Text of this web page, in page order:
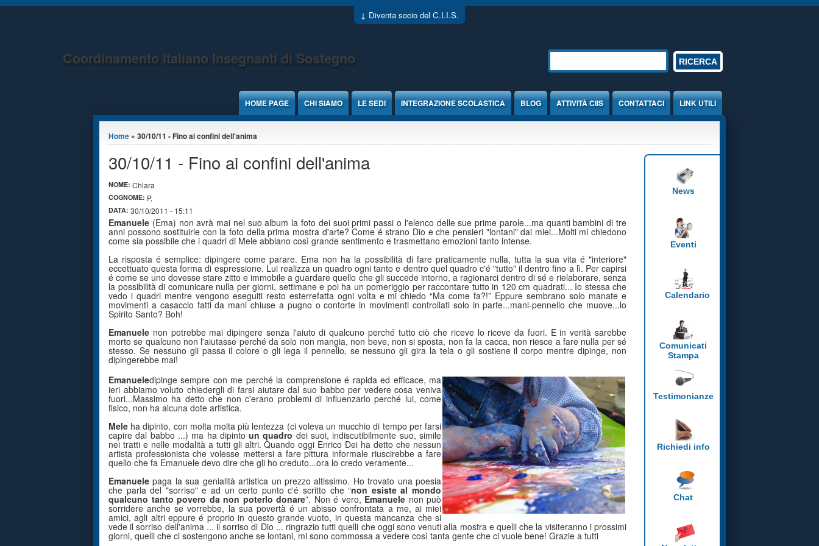
Jump to Content
↓ Diventa socio del C.I.I.S.
Coordinamento Italiano Insegnanti di Sostegno Form di ricerca
HOME PAGE CHI SIAMO LE SEDI INTEGRAZIONE SCOLASTICA BLOG ATTIVITÀ CIIS CONTATTACI LINK UTILI
Tu sei qui
Home » 30/10/11 - Fino ai confini dell'anima
30/10/11 - Fino ai confini dell'anima
NOME: Chiara
COGNOME: P,
DATA: 30/10/2011 - 15:11
Emanuele (Ema) non avrà mai nel suo album la foto dei suoi primi passi o l'elenco delle sue prime parole...ma quanti bambini di tre
anni possono sostituirle con la foto della prima mostra d'arte? Come é strano Dio e che pensieri "lontani" dai miei...Molti mi chiedono
come sia possibile che i quadri di Mele abbiano così grande sentimento e trasmettano emozioni tanto intense.
La risposta é semplice: dipingere come parare. Ema non ha la possibilità di fare praticamente nulla, tutta la sua vita é "interiore"
eccettuato questa forma di espressione. Lui realizza un quadro ogni tanto e dentro quel quadro c'é "tutto" il dentro fino a lì. Per capirsi
é come se uno dovesse stare zitto e immobile a guardare quello che gli succede intorno, a ragionarci dentro di sé e rielaborare, senza
la possibilità di comunicare nulla per giorni, settimane e poi ha un pomeriggio per raccontare tutto in 120 cm quadrati... Io stessa che
vedo i quadri mentre vengono eseguiti resto esterrefatta ogni volta e mi chiedo “Ma come fa?!” Eppure sembrano solo manate e
movimenti a casaccio fatti da mani chiuse a pugno o contorte in movimenti controllati solo in parte...mani-pennello che muove...lo
Spirito Santo? Boh!
Emanuele non potrebbe mai dipingere senza l'aiuto di qualcuno perché tutto ciò che riceve lo riceve da fuori. E in verità sarebbe
morto se qualcuno non l'aiutasse perché da solo non mangia, non beve, non si sposta, non fa la cacca, non riesce a fare nulla per sé
stesso. Se nessuno gli passa il colore o gli lega il pennello, se nessuno gli gira la tela o gli sostiene il corpo mentre dipinge, non
dipingerebbe mai!
Emanueledipinge sempre con me perché la comprensione é rapida ed efficace, ma
ieri abbiamo voluto chiedergli di farsi aiutare dal suo babbo per vedere cosa veniva
fuori...Massimo ha detto che non c'erano problemi di influenzarlo perché lui, come
fisico, non ha alcuna dote artistica.
Mele ha dipinto, con molta molta più lentezza (ci voleva un mucchio di tempo per farsi
capire dal babbo ...) ma ha dipintoun quadro dei suoi, indiscutibilmente suo, simile
nei tratti e nelle modalità a tutti gli altri. Quando oggi Enrico Dei ha detto che nessun
artista professionista che volesse mettersi a fare pittura informale riuscirebbe a fare
quello che fa Emanuele devo dire che gli ho creduto...ora lo credo veramente...
Emanuele paga la sua genialità artistica un prezzo altissimo. Ho trovato una poesia
che parla del "sorriso" e ad un certo punto c'é scritto che “non esiste al mondo
qualcuno tanto povero da non poterlo donare”. Non é vero, Emanuele non può
sorridere anche se vorrebbe, la sua povertà é un abisso confrontata a me, ai miei
amici, agli altri eppure é proprio in questo grande vuoto, in questa mancanza che si
vede il sorriso dell'anima ... il sorriso di Dio ... ringrazio tutti quelli che oggi sono venuti alla mostra e quelli che la visiteranno i prossimi
giorni, quelli che ci sostengono anche se lontani, mi sono commossa a vedere così tanta gente che ci vuole bene! Grazie a tutti
News
Eventi
Calendario
Comunicati
Stampa
Testimonianze
Richiedi info
Chat